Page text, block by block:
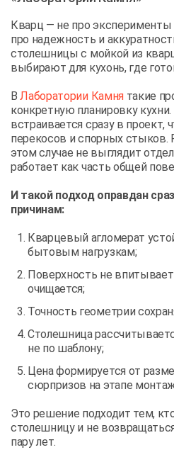
Кварц — не про
про надежность и
столешницы с мойкой из
выбирают для кухонь, где
ВЛаборатории Камнятакие
конкретную планировку
встраивается сразу в проект,
перекосов и спорных стыков.
этом случае не выглядит
работает как часть общей
И такой подход оправдан
причинам:
Кварцевый агломерат
бытовым нагрузкам;
Поверхность не впитывает
очищается;
Точность геометрии
Столешница
не по шаблону;
Цена формируется от
сюрпризов на этапе
Это решение подходит тем,
столешницу и не
пару лет.